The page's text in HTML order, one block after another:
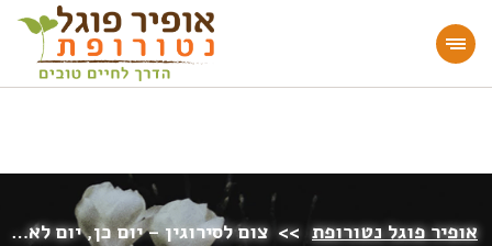
מעוניינים להעמיק או להתחיל דרך חיים בריאה?
הצטרפו לאתר!
אופיר פוגל נטורופת >> צום לסירוגין – יום כן, יום לא…